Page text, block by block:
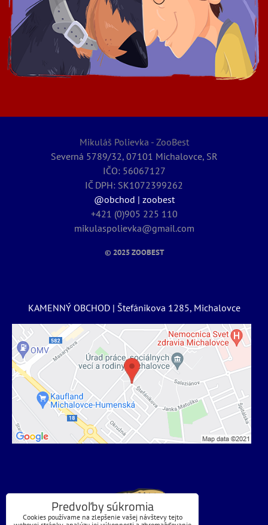
Mikuláš Polievka - ZooBest
Severná 5789/32, 07101 Michalovce, SR
IČO: 56067127
IČ DPH: SK1072399262
@obchod | zoobest
+421 (0)905 225 110
mikulaspolievka@gmail.com
© 2025ZOOBEST
KAMENNÝ OBCHOD | Štefánikova 1285, Michalovce
Predvoľby súkromia
Cookies používame na zlepšenie vašej návštevy tejto